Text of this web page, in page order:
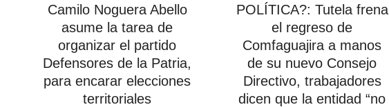
Camilo Noguera Abello
asume la tarea de
organizar el partido
Defensores de la Patria,
para encarar elecciones
territoriales
POLÍTICA?: Tutela frena
el regreso de
Comfaguajira a manos
de su nuevo Consejo
Directivo, trabajadores
dicen que la entidad “no